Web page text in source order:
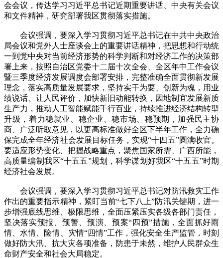
会会议，传达学习习近平总书记近期重要讲话、中央有关会议
和文件精神，研究部署我区贯彻落实措施。
会议强调，要深入学习贯彻习近平总书记在中共中央政治
局会议和党外人士座谈会上的重要讲话精神，把思想和行动统
一到党中央对当前经济形势的科学判断和对经济工作的决策部
署上来，按照自治区党委十二届十次全会、全区年中工作会议
暨三季度经济发展调度会部署安排，完整准确全面贯彻新发展
理念，落实高质量发展要求，坚持实干为要、创新为魂，用业
绩说话、让人民评价，加快新旧动能转换，因地制宜发展新质
生产力，推动人工智能赋能千行百业，持续推进经济结构转型
升级，着力稳就业、稳企业、稳市场、稳预期，加强民主协
商、广泛听取意见，以更高标准做好全区下半年工作，全力确
保完成全年经济社会发展目标任务，实现“十四五”圆满收官。
要适应形势变化、把握战略重点，聚焦国家所需、广西所能，
高质量编制我区“十五五”规划，科学谋划好我区“十五五”时期
经济社会发展。
会议强调，要深入学习贯彻习近平总书记对防汛救灾工作
作出的重要指示精神，紧盯当前“七下八上”防汛关键期，进一
步增强底线思维、极限思维，全面压紧压实各级各部门责任，
坚决落实预报、预警、预演、预案“四预”措施，全面抓好雨
情、水情、险情、灾情“四情”工作，强化安全生产监管，时刻
做好防大汛、抗大灾各项准备，防患于未然，维护人民群众生
命财产安全和社会大局稳定。